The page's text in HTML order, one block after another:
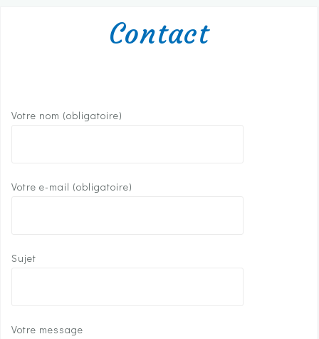
Contact
Votre nom (obligatoire)
Votre e-mail (obligatoire)
Sujet
Votre message